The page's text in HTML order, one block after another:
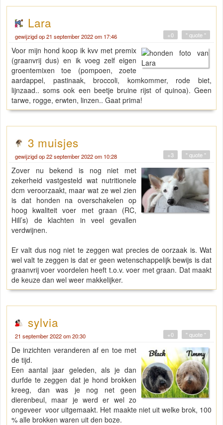
Lara
gewijzigd op 21 september 2022 om 17:46 " quote "
+0
Voor mijn hond koop ik kvv met premix
(graanvrij dus) en ik voeg zelf eigen
groentemixen toe (pompoen, zoete
aardappel, pastinaak, broccoli, komkommer, rode biet,
lijnzaad.. soms ook een beetje bruine rijst of quinoa). Geen
tarwe, rogge, erwten, linzen.. Gaat prima!
3 muisjes
gewijzigd op 22 september 2022 om 10:28 " quote "
+3
Zover nu bekend is nog niet met
zekerheid vastgesteld wat nutritionele
dcm veroorzaakt, maar wat ze wel zien
is dat honden na overschakelen op
hoog kwaliteit voer met graan (RC,
Hill’s) de klachten in veel gevallen
verdwijnen.
Er valt dus nog niet te zeggen wat precies de oorzaak is. Wat
wel valt te zeggen is dat er geen wetenschappelijk bewijs is dat
graanvrij voer voordelen heeft t.o.v. voer met graan. Dat maakt
de keuze dan wel weer makkelijker.
sylvia
21 september 2022 om 20:30 " quote "
+0
De inzichten veranderen af en toe met
de tijd.
Een aantal jaar geleden, als je dan
durfde te zeggen dat je hond brokken
kreeg, dan was je nog net geen
dierenbeul, maar je werd er wel zo
ongeveer voor uitgemaakt. Het maakte niet uit welke brok, 100
% alle brokken waren uit den boze.